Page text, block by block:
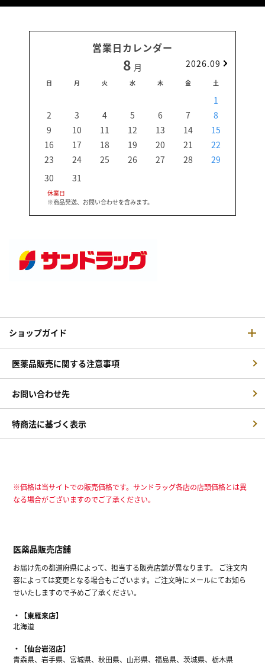
営業日カレンダー
8 月 2026.09
日 月 火 水 木 金 土
1
2
3 4 5 6 7
8
9
10 11 12 13 14
15
16
17 18 19 20 21
22
23
24 25 26 27 28
29
30
31
休業日
※商品発送、お問い合わせを含みます。
ショップガイド
医薬品販売に関する注意事項
お問い合わせ先
特商法に基づく表示
※価格は当サイトでの販売価格です。サンドラッグ各店の店頭価格とは異
なる場合がございますのでご了承ください。
医薬品販売店舗
お届け先の都道府県によって、担当する販売店舗が異なります。 ご注文内
容によっては変更となる場合もございます。ご注文時にメールにてお知ら
せいたしますので予めご了承ください。
【東雁来店】
北海道
【仙台岩沼店】
青森県、岩手県、宮城県、秋田県、山形県、福島県、茨城県、栃木県